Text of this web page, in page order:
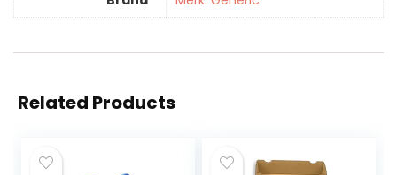
Related Products